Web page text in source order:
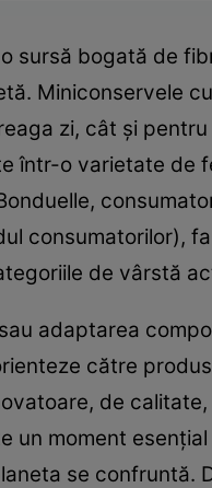
sursă bogată de
Miniconservele
zi, cât şi
într-o varietate de
consumatorilor),
de vârstă
adaptarea
către
de
un moment
se